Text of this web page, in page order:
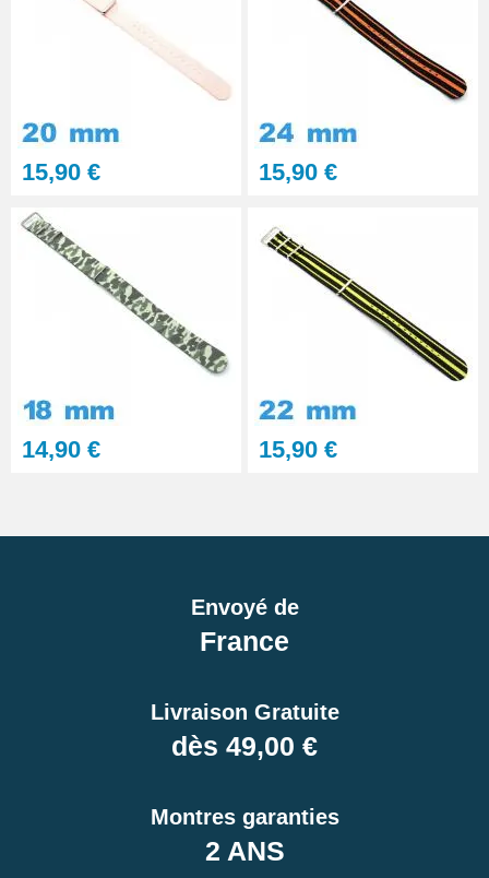
15,90 € 15,90 €
14,90 € 15,90 €
Envoyé de
France
Livraison Gratuite
dès 49,00 €
Montres garanties
2 ANS